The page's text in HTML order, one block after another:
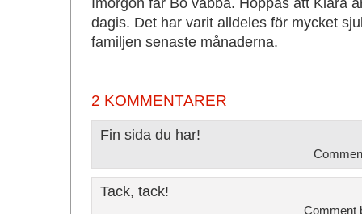
Imorgon får Bo vabba. Hoppas att Klara
dagis. Det har varit alldeles för mycket
familjen senaste månaderna.
2 KOMMENTARER
Fin sida du har!
Tack, tack!
Comment